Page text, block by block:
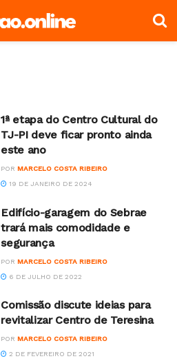
1ª etapa do Centro Cultural do
TJ-PI deve ficar pronto ainda
este ano
POR MARCELO COSTA RIBEIRO
19 DE JANEIRO DE 2024
Edifício-garagem do Sebrae
trará mais comodidade e
segurança
POR MARCELO COSTA RIBEIRO
6 DE JULHO DE 2022
Comissão discute ideias para
revitalizar Centro de Teresina
POR MARCELO COSTA RIBEIRO
2 DE FEVEREIRO DE 2021